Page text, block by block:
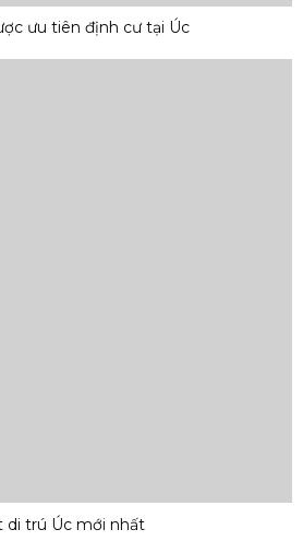
ưu tiên định cư tại Úc
di trú Úc mới nhất